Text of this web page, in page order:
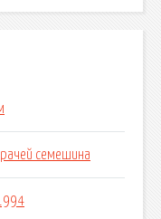
семешина